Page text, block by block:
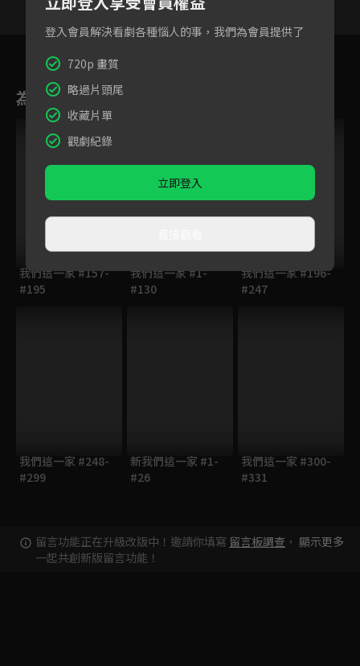
為您推薦
我們這一家 #157-
#195
我們這一家 #1-
#130
我們這一家 #196-
#247
我們這一家 #248-
#299
新我們這一家 #1-
#26
我們這一家 #300-
#331
留言功能正在升級改版中！邀請你填寫 留言板調查 ，
一起共創新版留言功能！
顯示更多
登入會員解決看劇各種惱人的事，我們為會員提供了
720p 畫質
略過片頭尾
收藏片單
觀劇紀錄
立即登入